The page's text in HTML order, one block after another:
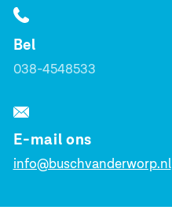
Bel
038-4548533
E-mail ons
info@buschvanderworp.nl